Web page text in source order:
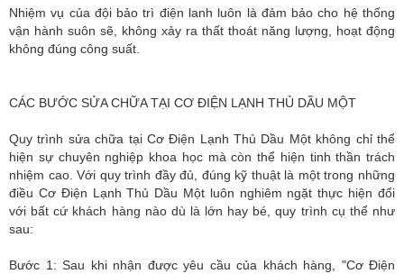
Nhiệm vụ của đội bảo trì điện lanh luôn là đảm bảo cho hệ thống
vận hành suôn sẽ, không xảy ra thất thoát năng lượng, hoạt động
không đúng công suất.
CÁC BƯỚC SỬA CHỮA TẠI CƠ ĐIỆN LẠNH THỦ DẦU MỘT
Quy trình sửa chữa tại Cơ Điện Lạnh Thủ Dầu Một không chỉ thể
hiện sự chuyên nghiệp khoa học mà còn thể hiện tinh thần trách
nhiệm cao. Với quy trình đầy đủ, đúng kỹ thuật là một trong những
điều Cơ Điện Lạnh Thủ Dầu Một luôn nghiêm ngặt thực hiện đối
với bất cứ khách hàng nào dù là lớn hay bé, quy trình cụ thể như
sau:
Bước 1: Sau khi nhận được yêu cầu của khách hàng, "Cơ Điện